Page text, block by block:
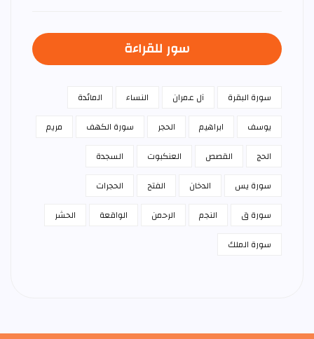
سور للقراءة
سورة البقرة آل عمران النساء
المائدة
يوسف
ابراهيم الحجر سورة الكهف
مريم
الحج
القصص العنكبوت
السجدة
سورة يس
الدخان الفتح
الحجرات
سورة ق
النجم الرحمن الواقعة
الحشر
سورة الملك